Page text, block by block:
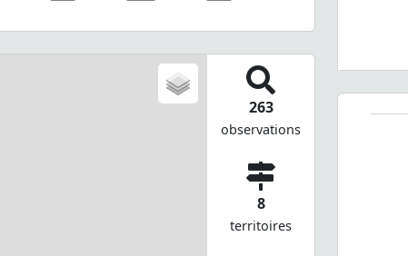
263
observations
8
territoires